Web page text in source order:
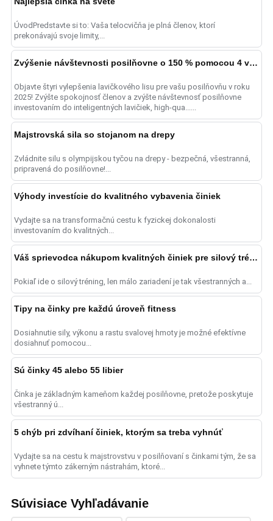
ÚvodPredstavte si to: Vaša telocvičňa je plná členov, ktorí
prekonávajú svoje limity,...
Zvýšenie návštevnosti posilňovne o 150 % pomocou 4 vylepšení lavičkového lisu
Objavte štyri vylepšenia lavičkového lisu pre vašu posilňovňu v roku
2025! Zvýšte spokojnosť členov a zvýšte návštevnosť posilňovne
investovaním do inteligentných lavičiek, high-qua......
Majstrovská sila so stojanom na drepy
Zvládnite silu s olympijskou tyčou na drepy - bezpečná, všestranná,
pripravená do posilňovne!...
Výhody investície do kvalitného vybavenia činiek
Vydajte sa na transformačnú cestu k fyzickej dokonalosti
investovaním do kvalitných...
Váš sprievodca nákupom kvalitných činiek pre silový tréning
Pokiaľ ide o silový tréning, len málo zariadení je tak všestranných a...
Tipy na činky pre každú úroveň fitness
Dosiahnutie sily, výkonu a rastu svalovej hmoty je možné efektívne
dosiahnuť pomocou...
Sú činky 45 alebo 55 libier
Činka je základným kameňom každej posilňovne, pretože poskytuje
všestranný ú...
5 chýb pri zdvíhaní činiek, ktorým sa treba vyhnúť
Vydajte sa na cestu k majstrovstvu v posilňovaní s činkami tým, že sa
vyhnete týmto zákerným nástrahám, ktoré...
Súvisiace Vyhľadávanie